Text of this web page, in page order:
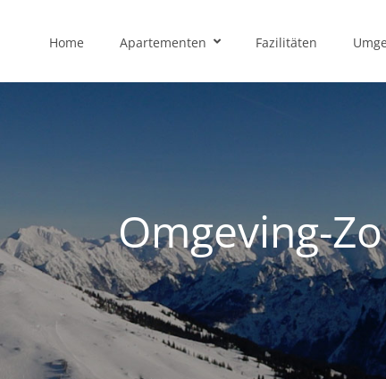
Home Apartementen Fazilitäten
Omgeving-